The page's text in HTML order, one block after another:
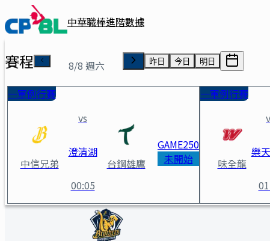
中華職棒進階數據
賽程 8/8 週六 昨日 今日 明日
一軍例行賽
中信兄弟
vs
澄清湖
00:05
台鋼雄鷹
GAME250
未開始
一軍例行賽
味全龍
樂
中信兄弟 vs 統一7-ELEVEn獅